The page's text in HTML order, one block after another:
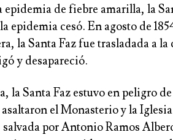
epidemia de fiebre amarilla, la
epidemia cesó. En agosto de
la Santa Faz fue trasladada a la
y desapareció.
la Santa Faz estuvo en peligro
el Monasterio y la
por Antonio Ramos